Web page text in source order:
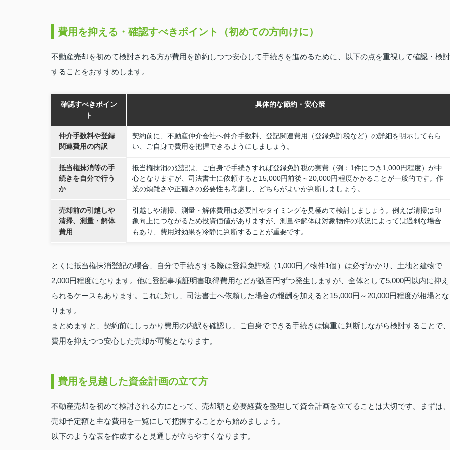
費用を抑える・確認すべきポイント（初めての方向けに）
不動産売却を初めて検討される方が費用を節約しつつ安心して手続きを進めるために、以下の点を重視して確認・検討
することをおすすめします。
確認すべきポイン
ト
具体的な節約・安心策
仲介手数料や登録
関連費用の内訳
契約前に、不動産仲介会社へ仲介手数料、登記関連費用（登録免許税など）の詳細を明示してもら
い、ご自身で費用を把握できるようにしましょう。
抵当権抹消等の手
続きを自分で行う
か
抵当権抹消の登記は、ご自身で手続きすれば登録免許税の実費（例：1件につき1,000円程度）が中
心となりますが、司法書士に依頼すると15,000円前後～20,000円程度かかることが一般的です。作
業の煩雑さや正確さの必要性も考慮し、どちらがよいか判断しましょう。
売却前の引越しや
清掃、測量・解体
費用
引越しや清掃、測量・解体費用は必要性やタイミングを見極めて検討しましょう。例えば清掃は印
象向上につながるため投資価値がありますが、測量や解体は対象物件の状況によっては過剰な場合
もあり、費用対効果を冷静に判断することが重要です。
とくに抵当権抹消登記の場合、自分で手続きする際は登録免許税（1,000円／物件1個）は必ずかかり、土地と建物で
2,000円程度になります。他に登記事項証明書取得費用などが数百円ずつ発生しますが、全体として5,000円以内に抑え
られるケースもあります。これに対し、司法書士へ依頼した場合の報酬を加えると15,000円～20,000円程度が相場とな
ります。
まとめますと、契約前にしっかり費用の内訳を確認し、ご自身でできる手続きは慎重に判断しながら検討することで、
費用を抑えつつ安心した売却が可能となります。
費用を見越した資金計画の立て方
不動産売却を初めて検討される方にとって、売却額と必要経費を整理して資金計画を立てることは大切です。まずは、
売却予定額と主な費用を一覧にして把握することから始めましょう。
以下のような表を作成すると見通しが立ちやすくなります。